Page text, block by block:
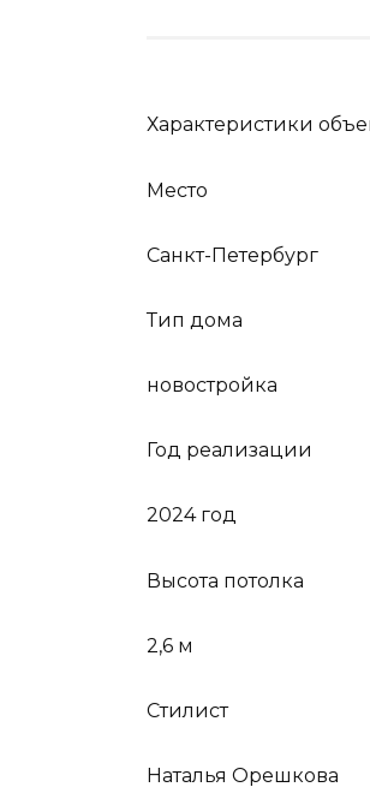
Характеристики
Место
Санкт-Петербург
Тип дома
новостройка
Год реализации
2024 год
Высота потолка
2,6 м
Стилист
Наталья Орешкова